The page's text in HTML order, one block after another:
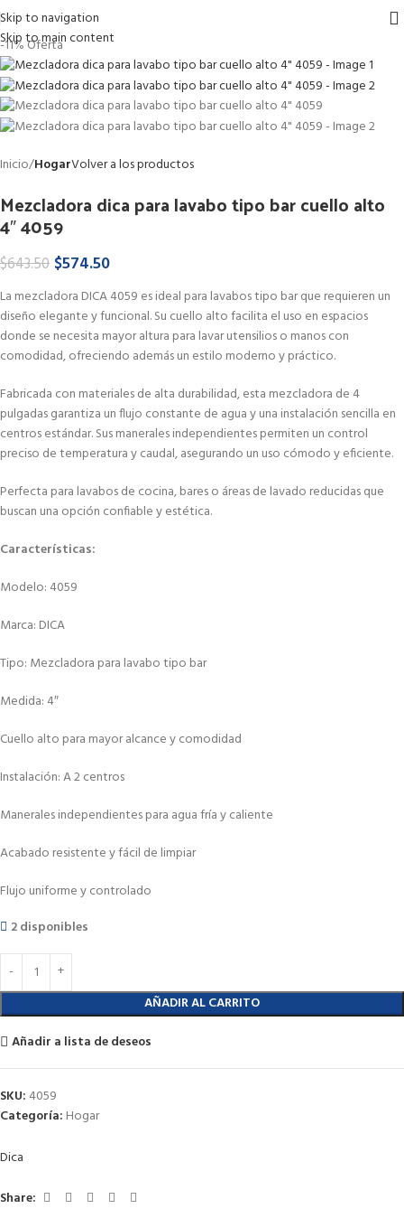
Skip to navigation
Skip to main content
-11%Oferta
Inicio HogarVolver a los productos
Mezcladora dica para lavabo tipo bar cuello alto
4″ 4059
$643.50 $574.50
La mezcladora DICA 4059 es ideal para lavabos tipo bar que requieren un
diseño elegante y funcional. Su cuello alto facilita el uso en espacios
donde se necesita mayor altura para lavar utensilios o manos con
comodidad, ofreciendo además un estilo moderno y práctico.
Fabricada con materiales de alta durabilidad, esta mezcladora de 4
pulgadas garantiza un flujo constante de agua y una instalación sencilla en
centros estándar. Sus manerales independientes permiten un control
preciso de temperatura y caudal, asegurando un uso cómodo y eficiente.
Perfecta para lavabos de cocina, bares o áreas de lavado reducidas que
buscan una opción confiable y estética.
Características:
Modelo: 4059
Marca: DICA
Tipo: Mezcladora para lavabo tipo bar
Medida: 4″
Cuello alto para mayor alcance y comodidad
Instalación: A 2 centros
Manerales independientes para agua fría y caliente
Acabado resistente y fácil de limpiar
Flujo uniforme y controlado
2 disponibles
AÑADIR AL CARRITO
Añadir a lista de deseos
SKU: 4059
Categoría: Hogar
Dica
Share: